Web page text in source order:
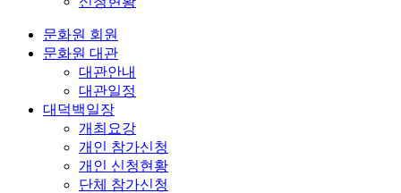
문화원 회원
문화원 대관
대관안내
대관일정
대덕백일장
개최요강
개인 참가신청
개인 신청현황
단체 참가신청